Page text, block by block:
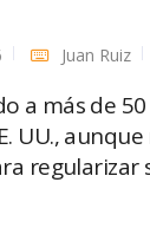
Juan Ruiz
a más de
UU.,
regularizar